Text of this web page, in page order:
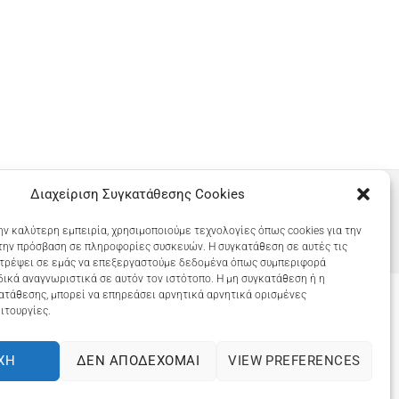
Διαχείριση Συγκατάθεσης Cookies
καλύτερη εμπειρία, χρησιμοποιούμε τεχνολογίες όπως cookies για την
πρόσβαση σε πληροφορίες συσκευών. Η συγκατάθεση σε αυτές τις
σε εμάς να επεξεργαστούμε δεδομένα όπως συμπεριφορά
αναγνωριστικά σε αυτόν τον ιστότοπο. Η μη συγκατάθεση ή η
μπορεί να επηρεάσει αρνητικά αρνητικά ορισμένες
ΔΕΝ ΑΠΟΔΈΧΟΜΑΙ VIEW PREFERENCES
(ΕΕ)